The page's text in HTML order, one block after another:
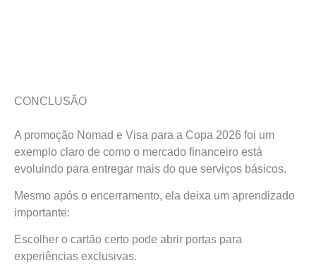
CONCLUSÃO
A promoção Nomad e Visa para a Copa 2026 foi um
exemplo claro de como o mercado financeiro está
evoluindo para entregar mais do que serviços básicos.
Mesmo após o encerramento, ela deixa um aprendizado
importante:
Escolher o cartão certo pode abrir portas para
experiências exclusivas.